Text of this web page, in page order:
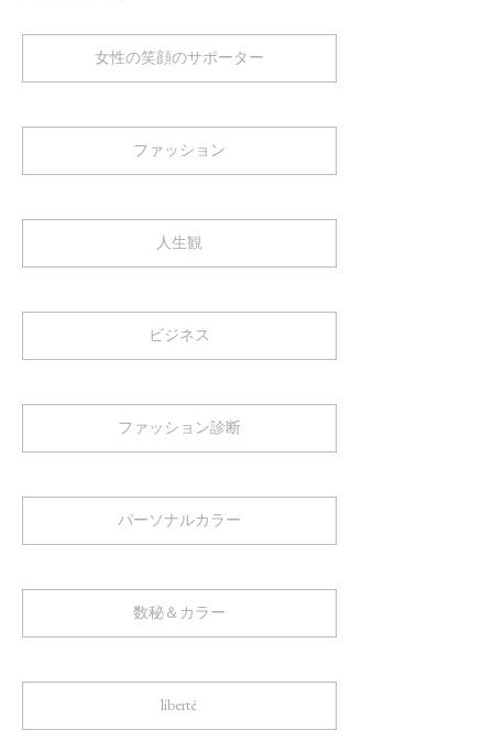
女性の笑顔のサポーター
ファッション
人生観
ビジネス
ファッション診断
パーソナルカラー
数秘＆カラー
liberté